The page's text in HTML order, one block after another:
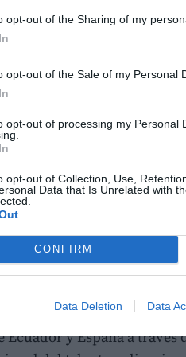
opt-out of the Sharing of my
opt-out of the Sale of my Personal
opt-out of processing my Personal
opt-out of Collection, Use,
Data that Is Unrelated with
CONFIRM
Data Deletion Data
ecuatorianos y
entre culturas
como una iniciativa
intercambio cultural,
de los años, la
vitrinas
y cocina mediterránea.
internacionalmente
de ambos países,
en EcuadoryVisit
y España a través